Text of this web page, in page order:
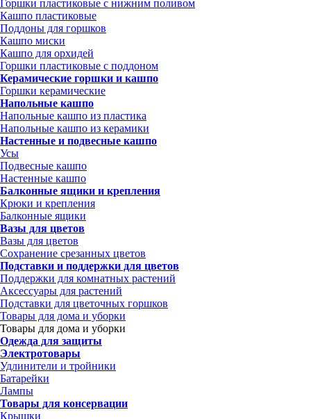
Горшки пластиковые с нижним поливом
Кашпо пластиковые
Поддоны для горшков
Кашпо миски
Кашпо для орхидей
Горшки пластиковые с поддоном
Керамические горшки и кашпо
Горшки керамические
Напольные кашпо
Напольные кашпо из пластика
Напольные кашпо из керамики
Настенные и подвесные кашпо
Усы
Подвесные кашпо
Настенные кашпо
Балконные ящики и крепления
Крюки и крепления
Балконные ящики
Вазы для цветов
Вазы для цветов
Сохранение срезанных цветов
Подставки и поддержки для цветов
Поддержки для комнатных растений
Аксессуары для растений
Подставки для цветочных горшков
Товары для дома и уборки
Товары для дома и уборки
Одежда для защиты
Электротовары
Удлинители и тройники
Батарейки
Лампы
Товары для консервации
Крышки